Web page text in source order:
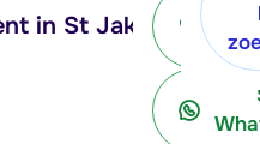
in St Jakob vlakbij